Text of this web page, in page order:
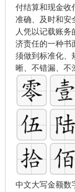
付结算和现金收
准确、及时和安
人凭以记载账
济责任的一种书
须做到标准化、
晰、不错漏、不
中文大写金额数